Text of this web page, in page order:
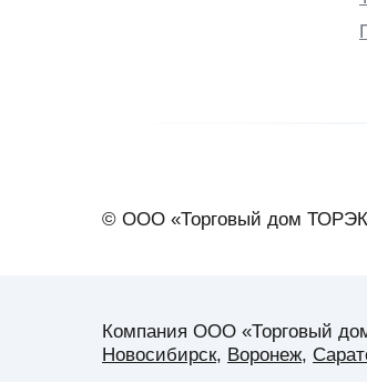
© ООО «Торговый дом
Компания ООО «Торговый
Новосибирск, Воронеж,